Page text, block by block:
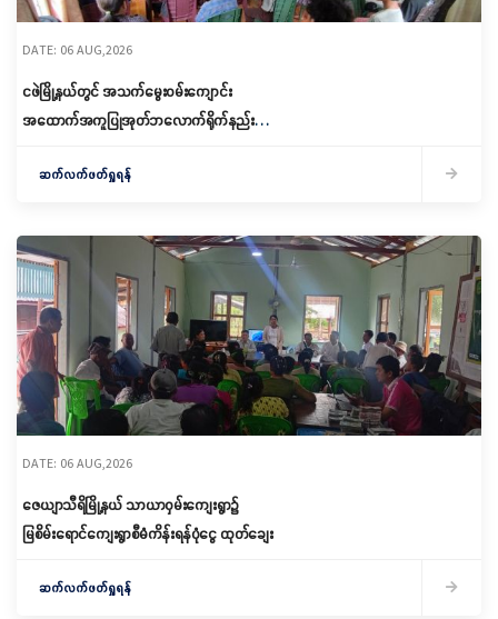
DATE: 06 AUG,2026
ငဖဲမြို့နယ်တွင် အသက်မွေးဝမ်းကျောင်း
အထောက်အကူပြုအုတ်ဘလောက်ရိုက်နည်း
ဆက်လက်ဖတ်ရှုရန်
DATE: 06 AUG,2026
ဇေယျာသီရိမြို့နယ် သာယာဝှမ်းကျေးရွာ၌
မြစိမ်းရောင်ကျေးရွာစီမံကိန်းရန်ပုံငွေ ထုတ်ချေး
ဆက်လက်ဖတ်ရှုရန်